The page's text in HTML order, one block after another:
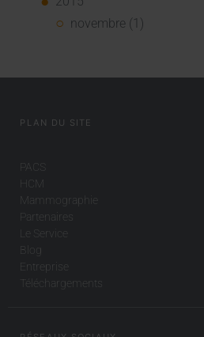
novembre (1)
PLAN DU SITE
PACS
HCM
Mammographie
Partenaires
Le Service
Blog
Entreprise
Téléchargements